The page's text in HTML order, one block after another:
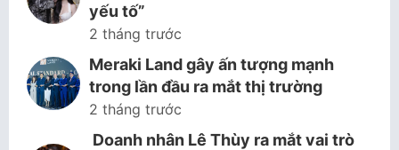
yếu tố”
2 tháng trước
Meraki Land gây ấn tượng mạnh
trong lần đầu ra mắt thị trường
2 tháng trước
Doanh nhân Lê Thùy ra mắt vai trò